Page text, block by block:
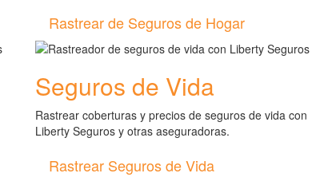
Rastrear de Seguros de Hogar
Seguros de Vida
Rastrear coberturas y precios de seguros de vida con
Liberty Seguros y otras aseguradoras.
Rastrear Seguros de Vida